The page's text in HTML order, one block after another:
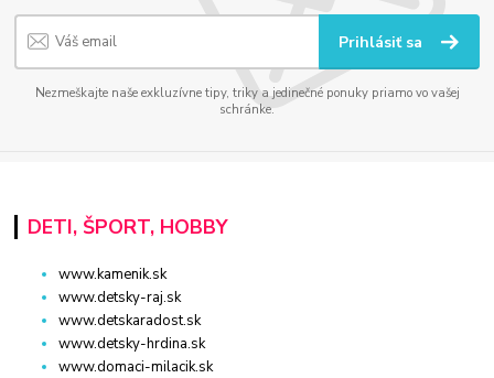
Prihlásiť sa
Nezmeškajte naše exkluzívne tipy, triky a jedinečné ponuky priamo vo vašej
schránke.
DETI, ŠPORT, HOBBY
www.kamenik.sk
www.detsky-raj.sk
www.detskaradost.sk
www.detsky-hrdina.sk
www.domaci-milacik.sk